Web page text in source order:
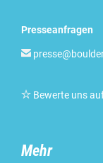
Presseanfragen

 Bewerte uns
Mehr